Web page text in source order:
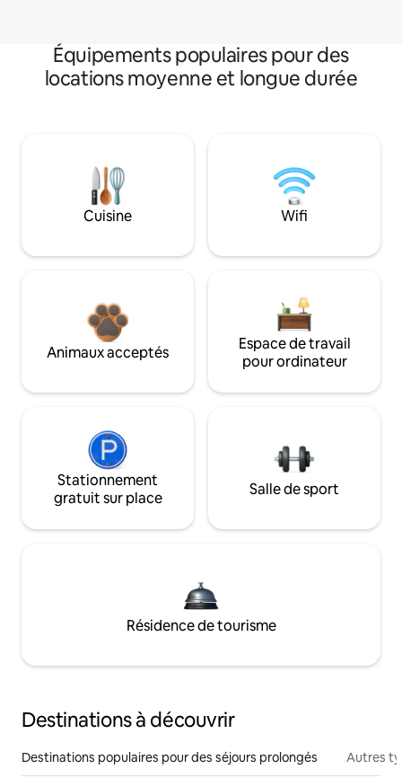
Équipements populaires pour des
locations moyenne et longue durée
Cuisine Wifi
Animaux acceptés
Espace de travail
pour ordinateur
Stationnement
gratuit sur place
Salle de sport
Résidence de tourisme
Destinations à découvrir
Destinations populaires pour des séjours prolongés Autres